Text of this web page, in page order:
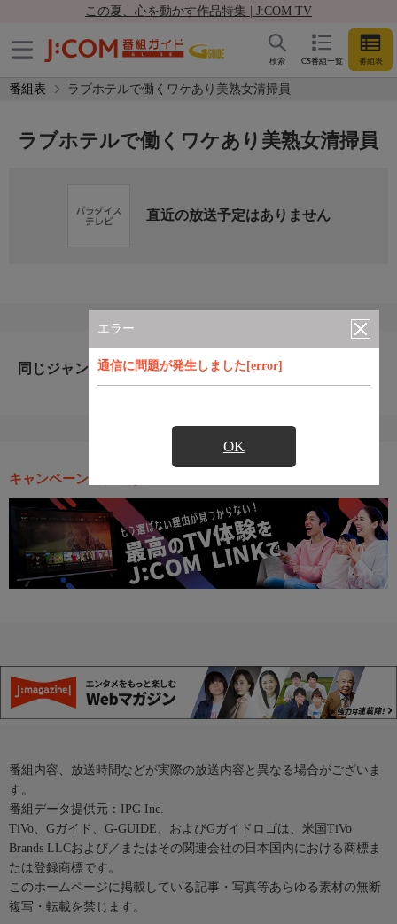
この夏、心を動かす作品特集 | J:COM TV
CS番組一覧 番組表
検索
番組表 ラブホテルで働くワケあり美熟女清掃員
エラー
通信に問題が発生しました[error]
OK
ラブホテルで働くワケあり美熟女清掃員
直近の放送予定はありません
同じジャンルのおすすめ番組
キャンペーン・お得な情報
番組内容、放送時間などが実際の放送内容と異なる場合がございま
す。
番組データ提供元：IPG Inc.
TiVo、Gガイド、G-GUIDE、およびGガイドロゴは、米国TiVo
Brands LLCおよび／またはその関連会社の日本国内における商標ま
たは登録商標です。
このホームページに掲載している記事・写真等あらゆる素材の無断
複写・転載を禁じます。